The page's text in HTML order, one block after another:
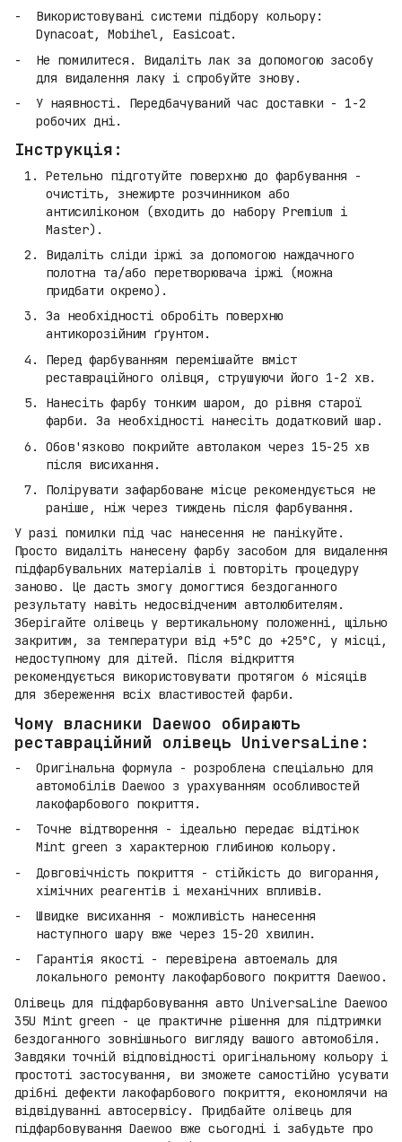
Використовувані системи підбору кольору:
Dynacoat, Mobihel, Easicoat.
Не помилитеся. Видаліть лак за допомогою засобу
для видалення лаку і спробуйте знову.
У наявності. Передбачуваний час доставки - 1-2
робочих дні.
Інструкція:
Ретельно підготуйте поверхню до фарбування -
очистіть, знежирте розчинником або
антисиліконом (входить до набору Premium і
Master).
Видаліть сліди іржі за допомогою наждачного
полотна та/або перетворювача іржі (можна
придбати окремо).
За необхідності обробіть поверхню
антикорозійним ґрунтом.
Перед фарбуванням перемішайте вміст
реставраційного олівця, струшуючи його 1-2 хв.
Нанесіть фарбу тонким шаром, до рівня старої
фарби. За необхідності нанесіть додатковий шар.
Обов'язково покрийте автолаком через 15-25 хв
після висихання.
Полірувати зафарбоване місце рекомендується не
раніше, ніж через тиждень після фарбування.
У разі помилки під час нанесення не панікуйте.
Просто видаліть нанесену фарбу засобом для видалення
підфарбувальних матеріалів і повторіть процедуру
заново. Це дасть змогу домогтися бездоганного
результату навіть недосвідченим автолюбителям.
Зберігайте олівець у вертикальному положенні, щільно
закритим, за температури від +5°C до +25°C, у місці,
недоступному для дітей. Після відкриття
рекомендується використовувати протягом 6 місяців
для збереження всіх властивостей фарби.
Чому власники Daewoo обирають
реставраційний олівець UniversaLine:
Оригінальна формула - розроблена спеціально для
автомобілів Daewoo з урахуванням особливостей
лакофарбового покриття.
Точне відтворення - ідеально передає відтінок
Mint green з характерною глибиною кольору.
Довговічність покриття - стійкість до вигорання,
хімічних реагентів і механічних впливів.
Швидке висихання - можливість нанесення
наступного шару вже через 15-20 хвилин.
Гарантія якості - перевірена автоемаль для
локального ремонту лакофарбового покриття Daewoo.
Олівець для підфарбовування авто UniversaLine Daewoo
35U Mint green - це практичне рішення для підтримки
бездоганного зовнішнього вигляду вашого автомобіля.
Завдяки точній відповідності оригінальному кольору і
простоті застосування, ви зможете самостійно усувати
дрібні дефекти лакофарбового покриття, економлячи на
відвідуванні автосервісу. Придбайте олівець для
підфарбовування Daewoo вже сьогодні і забудьте про